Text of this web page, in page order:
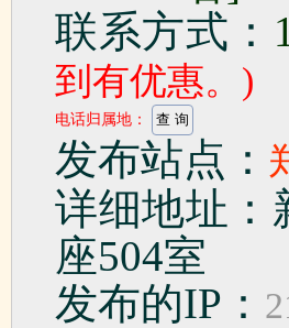
联系方式：
到有优惠。)
电话归属地：
发布站点：
详细地址：
座504室
发布的IP：